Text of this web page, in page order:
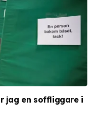
jag en soffliggare i